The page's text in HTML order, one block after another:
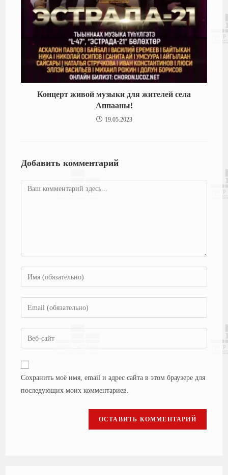
Концерт живой музыки для жителей села
Аппааны!
19.05.2023
Добавить комментарий
Сохранить моё имя, email и адрес сайта в этом браузере для
последующих моих комментариев.